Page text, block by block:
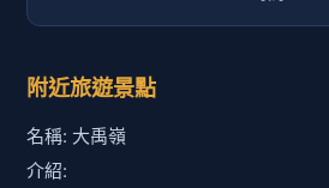
附近旅遊景點
名稱: 大禹嶺
介紹: